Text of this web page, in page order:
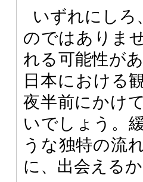
いずれにしろ
のではありま
れる可能性が
日本における
夜半前にかけ
いでしょう。
うな独特の流
に、出会える